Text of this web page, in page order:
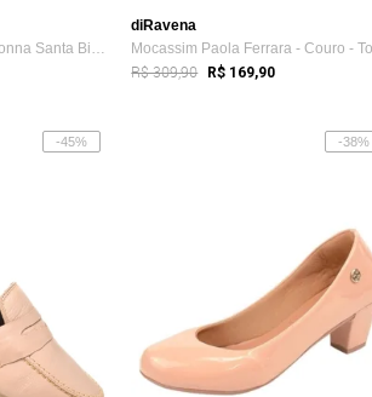
Kit 02 Pares Scarpin Donna Santa Bico Re...
diRavena
R$ 309,90 R$ 169,90
-45% -38%